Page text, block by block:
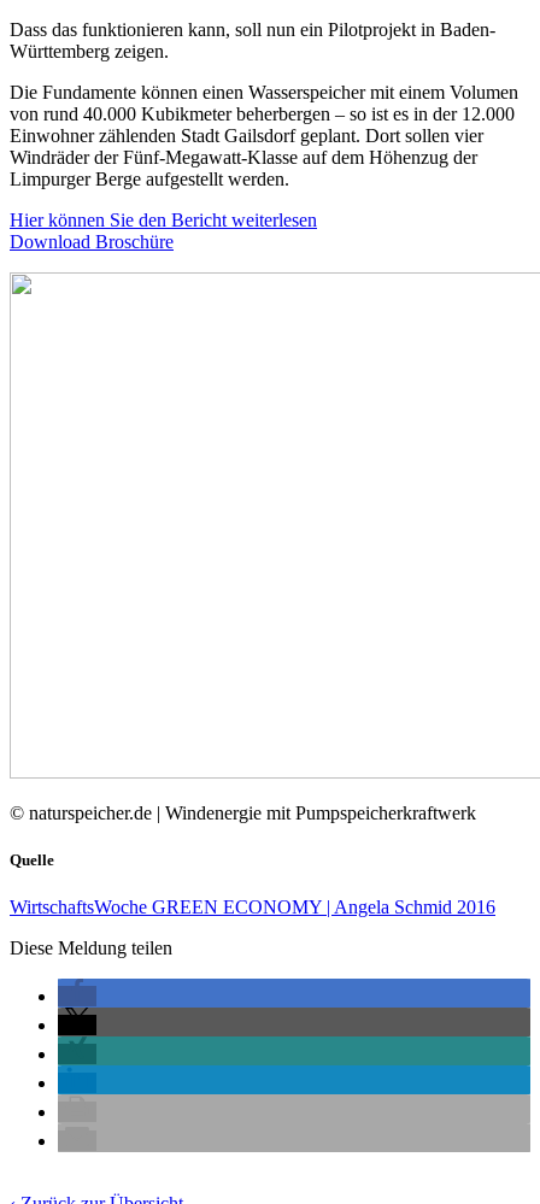
Dass das funktionieren kann, soll nun ein Pilotprojekt in Baden-
Württemberg zeigen.
Die Fundamente können einen Wasserspeicher mit einem Volumen
von rund 40.000 Kubikmeter beherbergen – so ist es in der 12.000
Einwohner zählenden Stadt Gailsdorf geplant. Dort sollen vier
Windräder der Fünf-Megawatt-Klasse auf dem Höhenzug der
Limpurger Berge aufgestellt werden.
Hier können Sie den Bericht weiterlesen
Download Broschüre
© naturspeicher.de | Windenergie mit Pumpspeicherkraftwerk
Quelle
WirtschaftsWoche GREEN ECONOMY | Angela Schmid 2016
Diese Meldung teilen